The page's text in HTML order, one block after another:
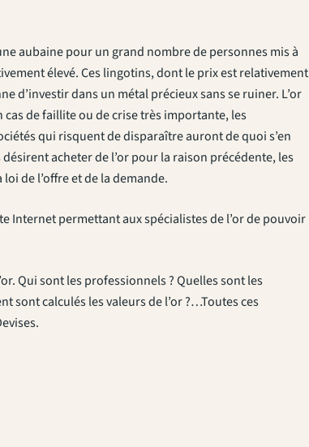
aubaine pour un grand nombre de personnes mis à
élevé. Ces lingotins, dont le prix est relativement
d’investir dans un métal précieux sans se ruiner. L’or
de faillite ou de crise très importante, les
qui risquent de disparaître auront de quoi s’en
acheter de l’or pour la raison précédente, les
de l’offre et de la demande.
Internet permettant aux spécialistes de l’or de pouvoir
Qui sont les professionnels ? Quelles sont les
sont calculés les valeurs de l’or ?…Toutes ces